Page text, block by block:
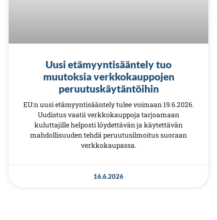
Uusi etämyyntisääntely tuo
muutoksia verkkokauppojen
peruutuskäytäntöihin
EU:n uusi etämyyntisääntely tulee voimaan 19.6.2026.
Uudistus vaatii verkkokauppoja tarjoamaan
kuluttajille helposti löydettävän ja käytettävän
mahdollisuuden tehdä peruutusilmoitus suoraan
verkkokaupassa.
16.6.2026